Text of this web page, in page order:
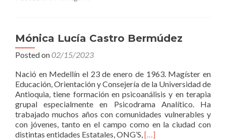
Londoño
Mónica Lucía Castro Bermúdez
Posted on02/15/2023
Nació en Medellín el 23 de enero de 1963. Magíster en
Educación, Orientación y Consejería de la Universidad de
Antioquia, tiene formación en psicoanálisis y en terapia
grupal especialmente en Psicodrama Analítico. Ha
trabajado muchos años con comunidades vulnerables y
con jóvenes, tanto en el campo como en la ciudad con
distintas entidades Estatales, ONG’S,Read
[…]